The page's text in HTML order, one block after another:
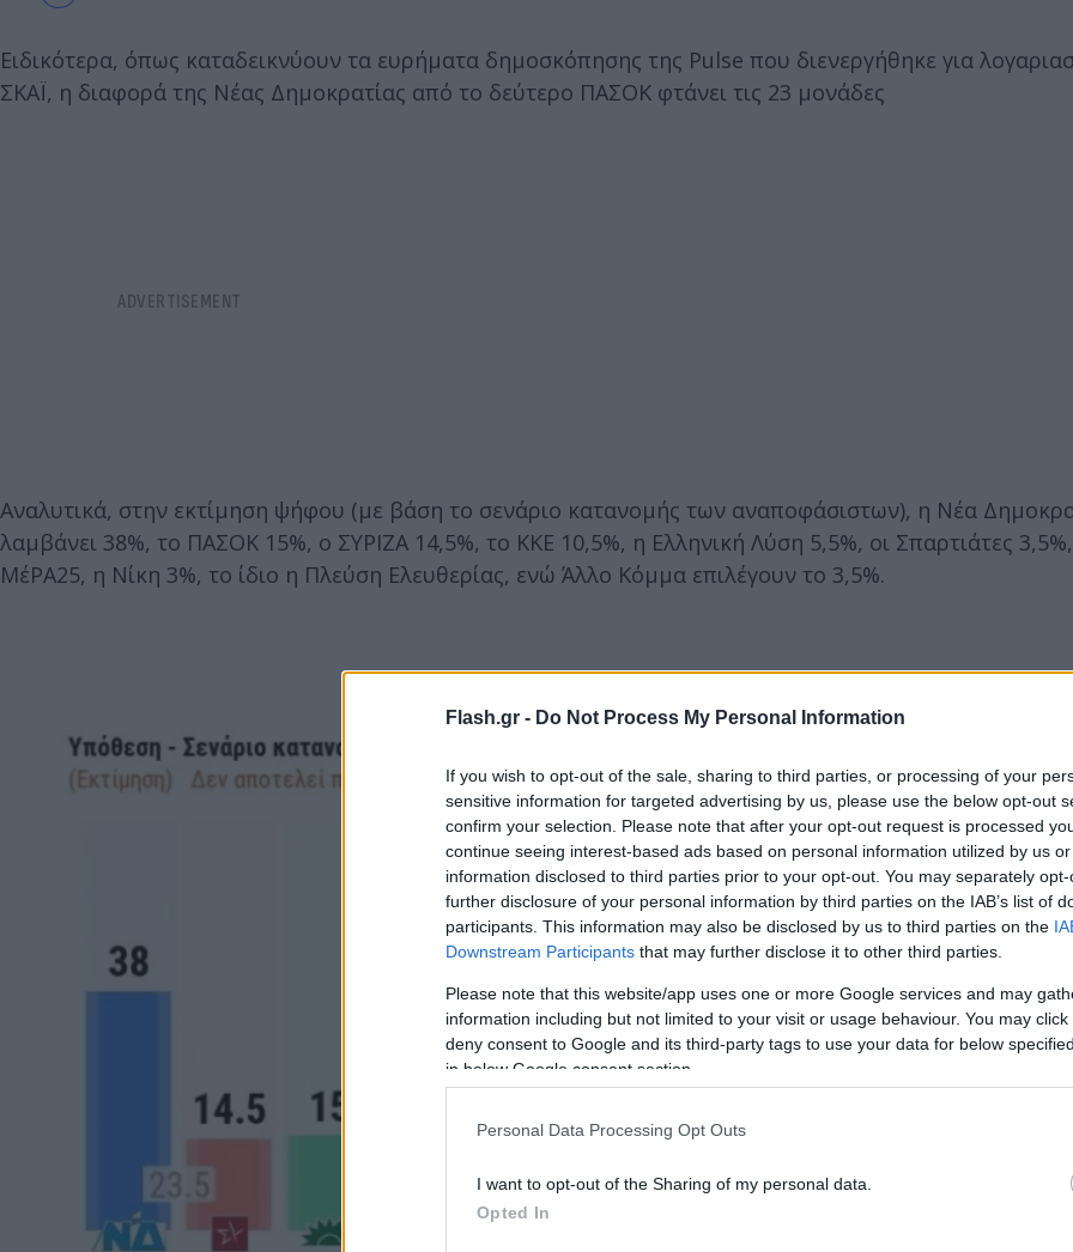
Flash.gr - Do Not Process My Personal Information
If you wish to opt-out of the sale, sharing to third parties, or processing of your
sensitive information for targeted advertising by us, please use the below opt-out
confirm your selection. Please note that after your opt-out request is processed
continue seeing interest-based ads based on personal information utilized by us
information disclosed to third parties prior to your opt-out. You may separately
further disclosure of your personal information by third parties on the IAB’s list of
participants. This information may also be disclosed by us to third parties on the
Downstream Participants that may further disclose it to other third parties.
Please note that this website/app uses one or more Google services and may
information including but not limited to your visit or usage behaviour. You may
deny consent to Google and its third-party tags to use your data for below
in below Google consent section.
Personal Data Processing Opt Outs
I want to opt-out of the Sharing of my personal data.
Opted In
Ειδικότερα, όπως καταδεικνύουν τα ευρήματα δημοσκόπησης της Pulse που διενεργήθηκε για
ΣΚΑΪ, η διαφορά της Νέας Δημοκρατίας από το δεύτερο ΠΑΣΟΚ φτάνει τις 23 μονάδες
Αναλυτικά, στην εκτίμηση ψήφου (με βάση το σενάριο κατανομής των αναποφάσιστων), η Νέα
λαμβάνει 38%, το ΠΑΣΟΚ 15%, ο ΣΥΡΙΖΑ 14,5%, το ΚΚΕ 10,5%, η Ελληνική Λύση 5,5%, οι Σπαρτιάτες
ΜέΡΑ25, η Νίκη 3%, το ίδιο η Πλεύση Ελευθερίας, ενώ Άλλο Κόμμα επιλέγουν το 3,5%.